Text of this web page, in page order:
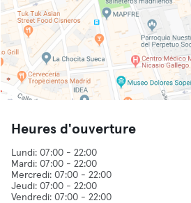
Heures d'ouverture
Lundi: 07:00 - 22:00
Mardi: 07:00 - 22:00
Mercredi: 07:00 - 22:00
Jeudi: 07:00 - 22:00
Vendredi: 07:00 - 22:00